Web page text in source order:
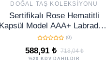
DOĞAL TAŞ KOLEKSIYONU
Sertifikalı Rose Hematitli
Kapsül Model AAA+ Labradorit
Taşı Bileklik
(0)
588,91 ₺ 718,04 ₺
%20 KDV DAHİLDİR